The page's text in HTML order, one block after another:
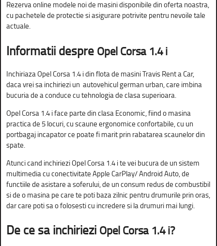
Rezerva online modele noi de masini disponibile din oferta noastra,
cu pachetele de protectie si asigurare potrivite pentru nevoile tale
actuale.
Informatii despreOpel Corsa 1.4 i
Inchiriaza Opel Corsa 1.4 i din flota de masini Travis Rent a Car,
daca vrei sa inchiriezi un autovehicul german urban, care imbina
bucuria de a conduce cu tehnologia de clasa superioara.
Opel Corsa 1.4 i face parte din clasa Economic, fiind o masina
practica de 5 locuri, cu scaune ergonomice confortabile, cu un
portbagaj incapator ce poate fi marit prin rabatarea scaunelor din
spate.
Atunci cand inchiriezi Opel Corsa 1.4 i te vei bucura de un sistem
multimedia cu conectivitate Apple CarPlay/ Android Auto, de
functiile de asistare a soferului, de un consum redus de combustibil
si de o masina pe care te poti baza zilnic pentru drumurile prin oras,
dar care poti sa o folosesti cu incredere si la drumuri mai lungi.
De ce sa inchirieziOpel Corsa 1.4 i?